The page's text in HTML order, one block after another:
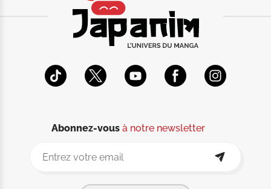
Abonnez-vousà notre newsletter